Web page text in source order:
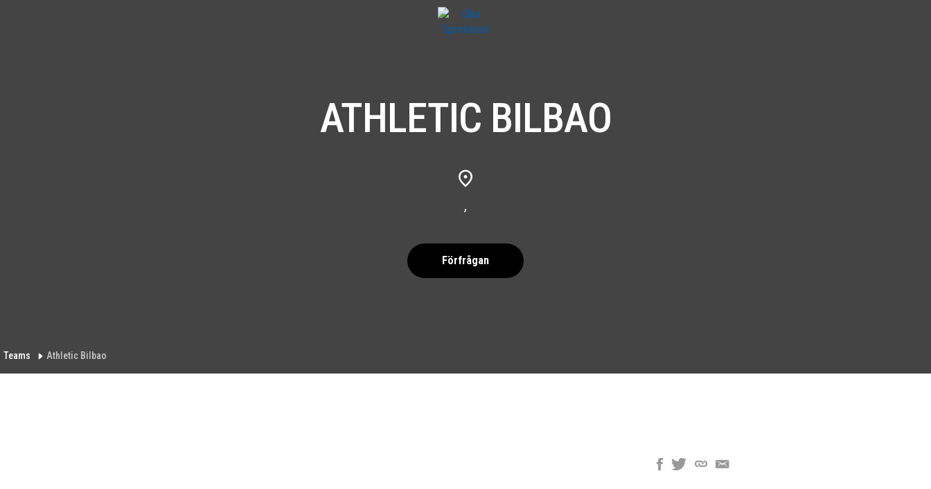
ATHLETIC BILBAO
,
Förfrågan
Teams Athletic Bilbao